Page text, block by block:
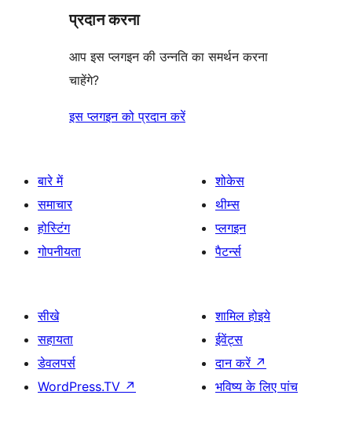
प्रदान करना
आप इस प्लगइन की उन्नति का समर्थन करना
चाहेंगे?
इस प्लगइन को प्रदान करें
बारे में
समाचार
होस्टिंग
गोपनीयता
शोकेस
थीम्स
प्लगइन
पैटर्न्स
सीखे
सहायता
डेवलपर्स
WordPress.TV ↗
शामिल होइये
ईवेंट्स
दान करें ↗
भविष्य के लिए पांच